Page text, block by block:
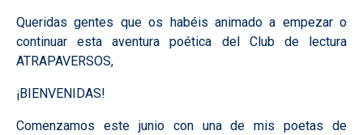
Queridas gentes que os habéis animado a empezar o
continuar esta aventura poética del Club de lectura
ATRAPAVERSOS,
¡BIENVENIDAS!
Comenzamos este junio con una de mis poetas de